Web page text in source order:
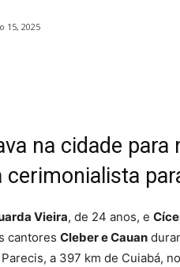
15, 2025
na cidade
cerimonialista
Vieira, de 24 anos, e
cantores Cleber e Cauan
a 397 km de Cuiabá,